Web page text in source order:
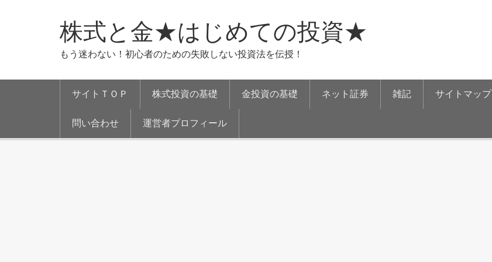
株式と金★はじめての投資★
もう迷わない！初心者のための失敗しない投資法を伝授！
サイトＴＯＰ 株式投資の基礎 金投資の基礎 ネット証券 雑記 サイトマップ
問い合わせ 運営者プロフィール